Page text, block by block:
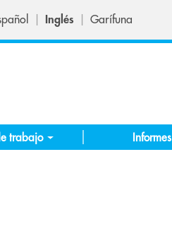
Inglés Garífuna
trabajo Informes